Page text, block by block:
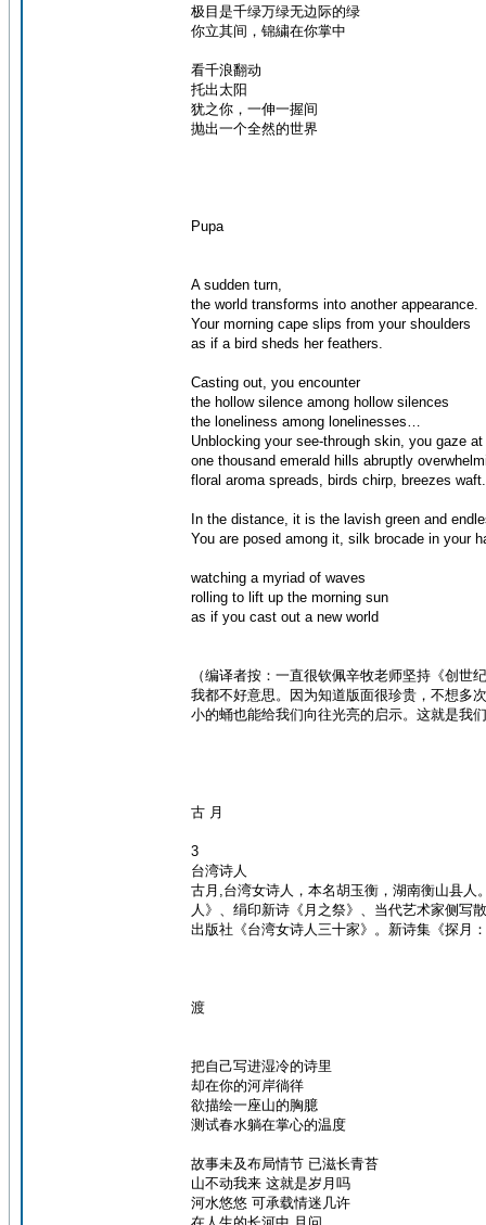
极目是千绿万绿无边际的绿
你立其间，锦繍在你掌中
看千浪翻动
托出太阳
犹之你，一伸一握间
抛出一个全然的世界
Pupa
A sudden turn,
the world transforms into another appearance.
Your morning cape slips from your shoulders
as if a bird sheds her feathers.
Casting out, you encounter
the hollow silence among hollow silences
the loneliness among lonelinesses…
Unblocking your see-through skin, you gaze at
one thousand emerald hills abruptly
floral aroma spreads, birds chirp, breezes waft.
In the distance, it is the lavish green and
You are posed among it, silk brocade in your
watching a myriad of waves
rolling to lift up the morning sun
as if you cast out a new world
（编译者按：一直很钦佩辛牧老师坚持《创
我都不好意思。因为知道版面很珍贵，不想多
小的蛹也能给我们向往光亮的启示。这就是我
古 月
3
台湾诗人
古月,台湾女诗人，本名胡玉衡，湖南衡山县
人》、绢印新诗《月之祭》、当代艺术家侧写
出版社《台湾女诗人三十家》。新诗集《探月
渡
把自己写进湿冷的诗里
却在你的河岸徜徉
欲描绘一座山的胸臆
测试春水躺在掌心的温度
故事未及布局情节 已滋长青苔
山不动我来 这就是岁月吗
河水悠悠 可承载情迷几许